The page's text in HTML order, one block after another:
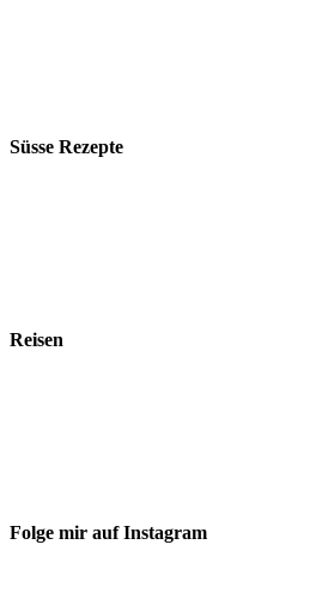
Süsse Rezepte
Reisen
Folge mir auf Instagram